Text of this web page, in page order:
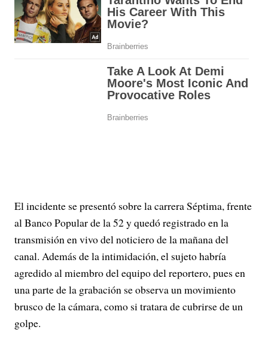
El incidente se presentó sobre la carrera Séptima, frente
al Banco Popular de la 52 y quedó registrado en la
transmisión en vivo del noticiero de la mañana del
canal. Además de la intimidación, el sujeto habría
agredido al miembro del equipo del reportero, pues en
una parte de la grabación se observa un movimiento
brusco de la cámara, como si tratara de cubrirse de un
golpe.